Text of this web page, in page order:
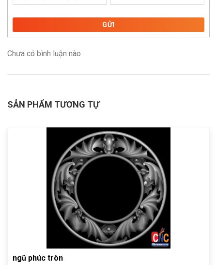
GỬI
Chưa có bình luận nào
SẢN PHẨM TƯƠNG TỰ
ngũ phúc tròn